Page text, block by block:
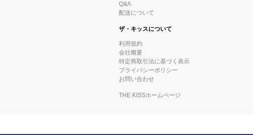
Q&A
配送について
ザ・キッスについて
利用規約
会社概要
特定商取引法に基づく表示
プライバシーポリシー
お問い合わせ
THE KISSホームページ